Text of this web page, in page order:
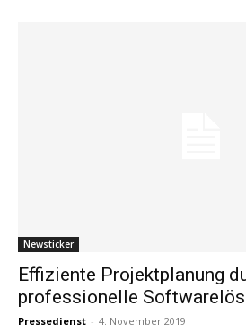
Newsticker
Effiziente Projektplanung
professionelle
Pressedienst - 4. November 2019